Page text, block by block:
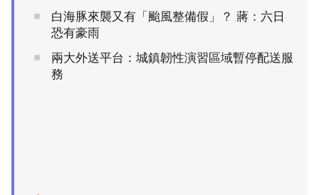
白海豚來襲又有「颱風整備假」？ 蔣：六日
恐有豪雨
兩大外送平台：城鎮韌性演習區域暫停配送服
務